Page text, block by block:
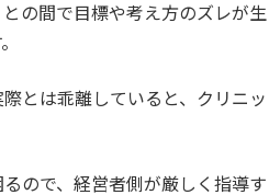
の間で目標や考え方のズレが生
とは乖離していると、クリニッ
ので、経営者側が厳しく指導す